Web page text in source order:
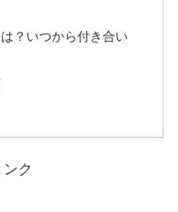
？いつから付き合い
ク